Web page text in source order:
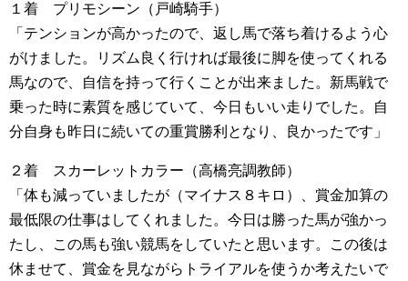
１着 プリモシーン（戸崎騎手）
「テンションが高かったので、返し馬で落ち着けるよう心
がけました。リズム良く行ければ最後に脚を使ってくれる
馬なので、自信を持って行くことが出来ました。新馬戦で
乗った時に素質を感じていて、今日もいい走りでした。自
分自身も昨日に続いての重賞勝利となり、良かったです」
２着 スカーレットカラー（高橋亮調教師）
「体も減っていましたが（マイナス８キロ）、賞金加算の
最低限の仕事はしてくれました。今日は勝った馬が強かっ
たし、この馬も強い競馬をしていたと思います。この後は
休ませて、賞金を見ながらトライアルを使うか考えたいで